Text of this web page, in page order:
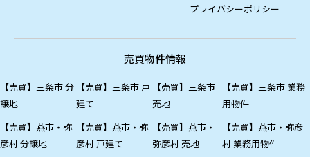
プライバシーポリシー
売買物件情報
【売買】三条市 分
譲地
【売買】燕市・弥
彦村 分譲地
【売買】三条市 戸
建て
【売買】燕市・弥
彦村 戸建て
【売買】三条市
売地
【売買】燕市・
弥彦村 売地
【売買】三条市 業務
用物件
【売買】燕市・弥彦
村 業務用物件